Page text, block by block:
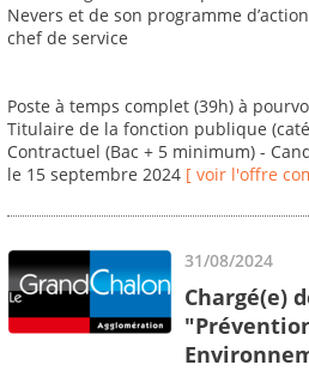
Nevers et de son programme
chef de service
Poste à temps complet (39h) à
Titulaire de la fonction publique
Contractuel (Bac + 5 minimum) -
le 15 septembre 2024 [ voir l'offre
31/08/2024
Chargé(e)